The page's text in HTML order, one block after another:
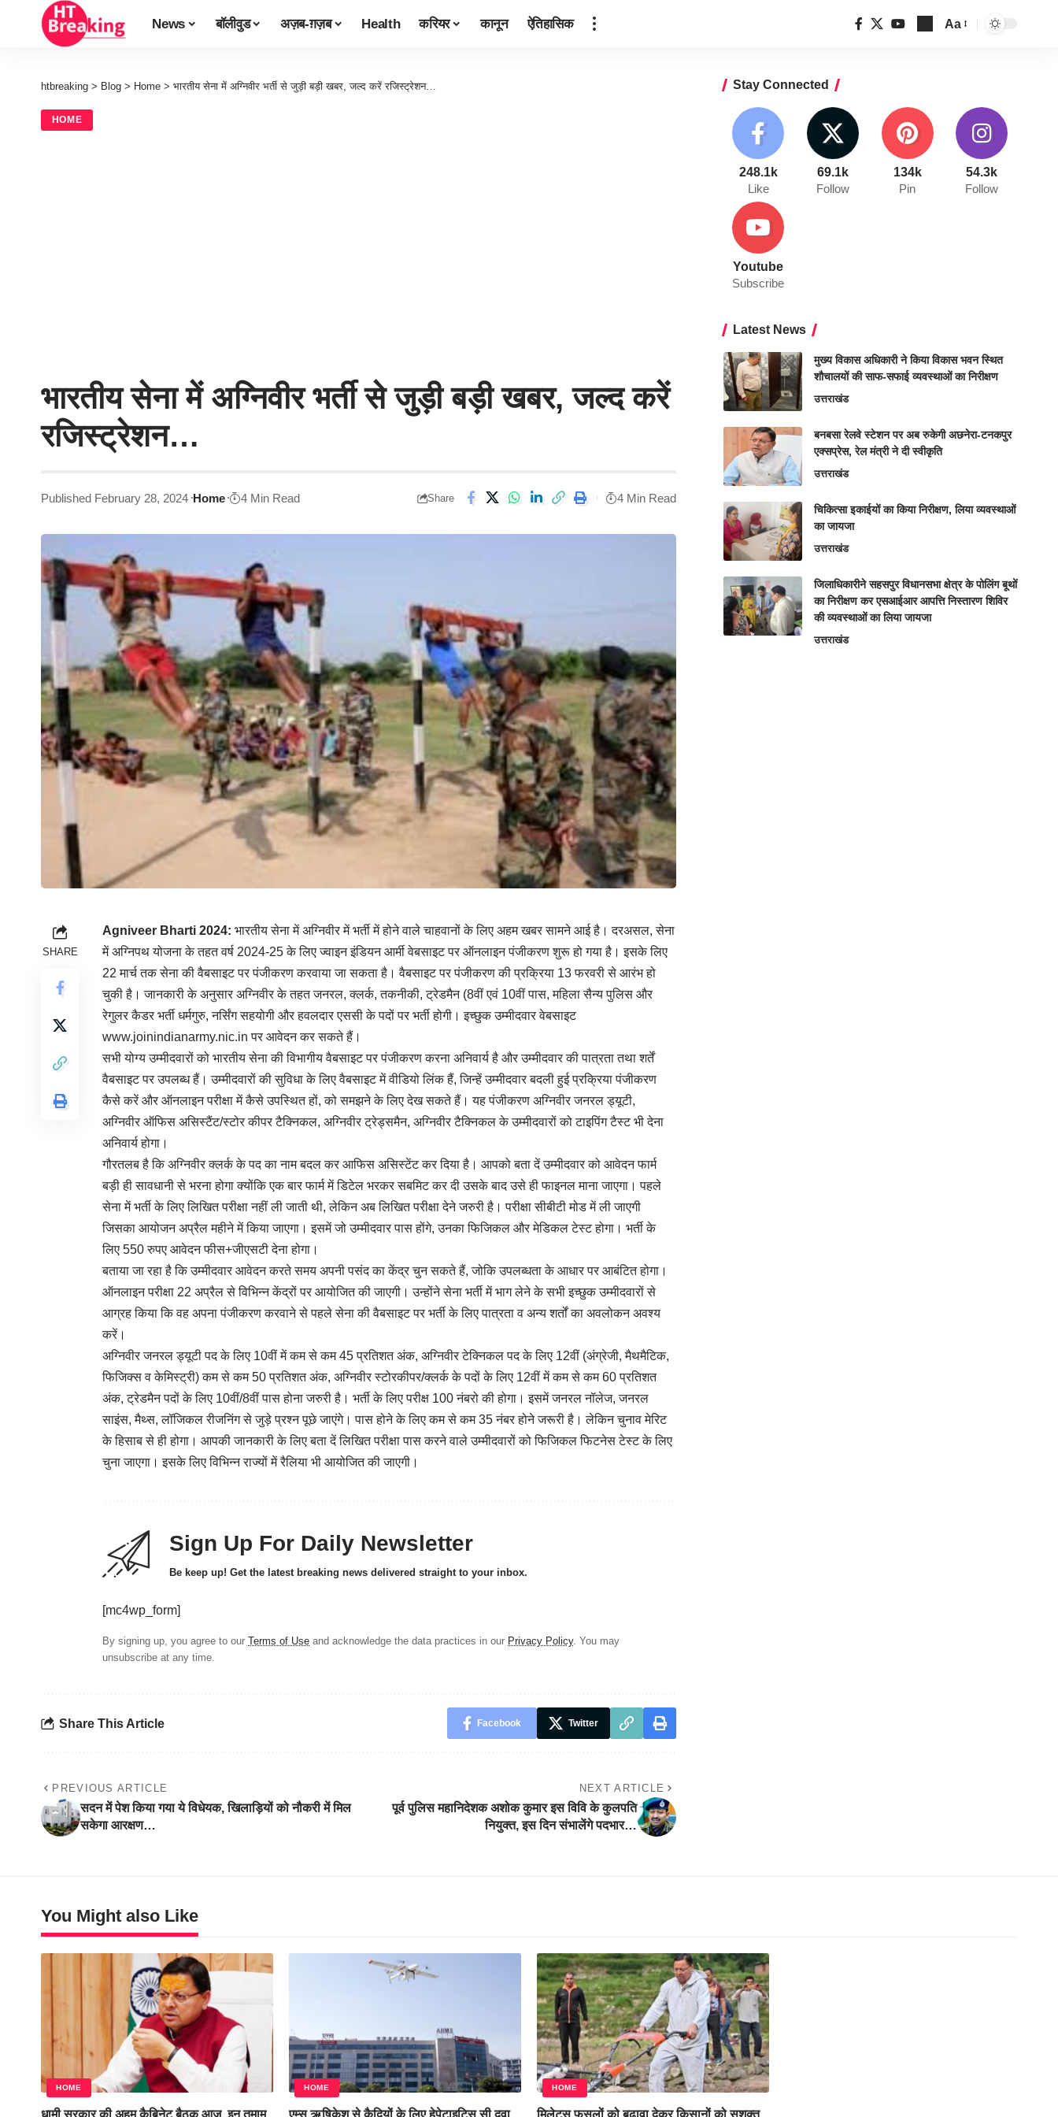
News बॉलीवुड अज़ब-ग़ज़ब Health करियर कानून ऐतिहासिक Aa
htbreaking > Blog > Home > भारतीय सेना में अग्निवीर भर्ती से जुड़ी बड़ी खबर, जल्द करें रजिस्ट्रेशन…
HOME
भारतीय सेना में अग्निवीर भर्ती से जुड़ी बड़ी खबर, जल्द करें
रजिस्ट्रेशन…
Published February 28, 2024 Home 4 Min Read Share 4 Min Read
SHARE
Agniveer Bharti 2024: भारतीय सेना में अग्निवीर में भर्ती में होने वाले चाहवानों के लिए अहम खबर सामने आई है। दरअसल, सेना
में अग्निपथ योजना के तहत वर्ष 2024-25 के लिए ज्वाइन इंडियन आर्मी वेबसाइट पर ऑनलाइन पंजीकरण शुरू हो गया है। इसके लिए
22 मार्च तक सेना की वैबसाइट पर पंजीकरण करवाया जा सकता है। वैबसाइट पर पंजीकरण की प्रक्रिया 13 फरवरी से आरंभ हो
चुकी है। जानकारी के अनुसार अग्निवीर के तहत जनरल, क्लर्क, तकनीकी, ट्रेडमैन (8वीं एवं 10वीं पास, महिला सैन्य पुलिस और
रेगुलर कैडर भर्ती धर्मगुरु, नर्सिंग सहयोगी और हवलदार एससी के पदों पर भर्ती होगी। इच्छुक उम्मीदवार वेबसाइट
www.joinindianarmy.nic.in पर आवेदन कर सकते हैं।
सभी योग्य उम्मीदवारों को भारतीय सेना की विभागीय वैबसाइट पर पंजीकरण करना अनिवार्य है और उम्मीदवार की पात्रता तथा शर्तें
वैबसाइट पर उपलब्ध हैं। उम्मीदवारों की सुविधा के लिए वैबसाइट में वीडियो लिंक हैं, जिन्हें उम्मीदवार बदली हुई प्रक्रिया पंजीकरण
कैसे करें और ऑनलाइन परीक्षा में कैसे उपस्थित हों, को समझने के लिए देख सकते हैं। यह पंजीकरण अग्निवीर जनरल ड्यूटी,
अग्निवीर ऑफिस असिस्टैंट/स्टोर कीपर टैक्निकल, अग्निवीर ट्रेड्समैन, अग्निवीर टैक्निकल के उम्मीदवारों को टाइपिंग टैस्ट भी देना
अनिवार्य होगा।
गौरतलब है कि अग्निवीर क्लर्क के पद का नाम बदल कर आफिस असिस्टेंट कर दिया है। आपको बता दें उम्मीदवार को आवेदन फार्म
बड़ी ही सावधानी से भरना होगा क्योंकि एक बार फार्म में डिटेल भरकर सबमिट कर दी उसके बाद उसे ही फाइनल माना जाएगा। पहले
सेना में भर्ती के लिए लिखित परीक्षा नहीं ली जाती थी, लेकिन अब लिखित परीक्षा देने जरुरी है। परीक्षा सीबीटी मोड में ली जाएगी
जिसका आयोजन अप्रैल महीने में किया जाएगा। इसमें जो उम्मीदवार पास होंगे, उनका फिजिकल और मेडिकल टेस्ट होगा। भर्ती के
लिए 550 रुपए आवेदन फीस+जीएसटी देना होगा।
बताया जा रहा है कि उम्मीदवार आवेदन करते समय अपनी पसंद का केंद्र चुन सकते हैं, जोकि उपलब्धता के आधार पर आबंटित होगा।
ऑनलाइन परीक्षा 22 अप्रैल से विभिन्न केंद्रों पर आयोजित की जाएगी। उन्होंने सेना भर्ती में भाग लेने के सभी इच्छुक उम्मीदवारों से
आग्रह किया कि वह अपना पंजीकरण करवाने से पहले सेना की वैबसाइट पर भर्ती के लिए पात्रता व अन्य शर्तों का अवलोकन अवश्य
करें।
अग्निवीर जनरल ड्यूटी पद के लिए 10वीं में कम से कम 45 प्रतिशत अंक, अग्निवीर टेक्निकल पद के लिए 12वीं (अंग्रेजी, मैथमैटिक,
फिजिक्स व केमिस्ट्री) कम से कम 50 प्रतिशत अंक, अग्निवीर स्टोरकीपर/क्लर्क के पदों के लिए 12वीं में कम से कम 60 प्रतिशत
अंक, ट्रेडमैन पदों के लिए 10वीं/8वीं पास होना जरुरी है। भर्ती के लिए परीक्ष 100 नंबरो की होगा। इसमें जनरल नॉलेज, जनरल
साइंस, मैथ्स, लॉजिकल रीजनिंग से जुड़े प्रश्न पूछे जाएंगे। पास होने के लिए कम से कम 35 नंबर होने जरूरी है। लेकिन चुनाव मेरिट
के हिसाब से ही होगा। आपकी जानकारी के लिए बता दें लिखित परीक्षा पास करने वाले उम्मीदवारों को फिजिकल फिटनेस टेस्ट के लिए
चुना जाएगा। इसके लिए विभिन्न राज्यों में रैलिया भी आयोजित की जाएगी।
Sign Up For Daily Newsletter
Be keep up! Get the latest breaking news delivered straight to your inbox.
[mc4wp_form]
By signing up, you agree to our Terms of Use and acknowledge the data practices in our Privacy Policy. You may
unsubscribe at any time.
Share This Article Facebook Twitter
PREVIOUS ARTICLE
सदन में पेश किया गया ये विधेयक, खिलाड़ियों को नौकरी में मिल
सकेगा आरक्षण…
NEXT ARTICLE
पूर्व पुलिस महानिदेशक अशोक कुमार इस विवि के कुलपति
नियुक्त, इस दिन संभालेंगे पदभार…
Stay Connected
248.1k
Like
69.1k
Follow
134k
Pin
54.3k
Follow
Youtube
Subscribe
Latest News
मुख्य विकास अधिकारी ने किया विकास भवन स्थित
शौचालयों की साफ-सफाई व्यवस्थाओं का निरीक्षण
उत्तराखंड
बनबसा रेलवे स्टेशन पर अब रुकेगी अछनेरा-टनकपुर
एक्सप्रेस, रेल मंत्री ने दी स्वीकृति
उत्तराखंड
चिकित्सा इकाईयों का किया निरीक्षण, लिया व्यवस्थाओं
का जायजा
उत्तराखंड
जिलाधिकारीने सहसपुर विधानसभा क्षेत्र के पोलिंग बूथों
का निरीक्षण कर एसआईआर आपत्ति निस्तारण शिविर
की व्यवस्थाओं का लिया जायजा
उत्तराखंड
You Might also Like
HOME HOME HOME